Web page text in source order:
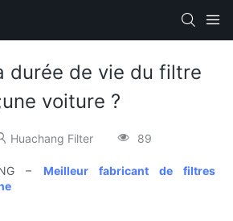
durée de vie du filtre
voiture ?
Huachang Filter 89
– Meilleur fabricant de filtres